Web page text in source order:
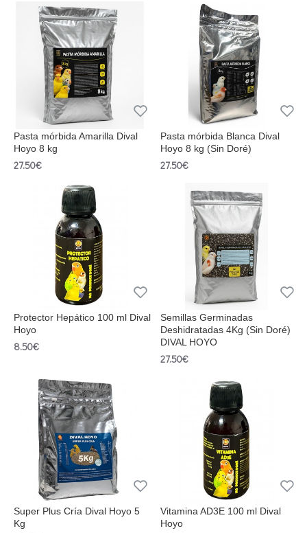
Pasta mórbida Amarilla Dival
Hoyo 8 kg
27.50€
Pasta mórbida Blanca Dival
Hoyo 8 kg (Sin Doré)
27.50€
Protector Hepático 100 ml Dival
Hoyo
8.50€
Semillas Germinadas
Deshidratadas 4Kg (Sin Doré)
DIVAL HOYO
27.50€
Super Plus Cría Dival Hoyo 5
Kg
Vitamina AD3E 100 ml Dival
Hoyo